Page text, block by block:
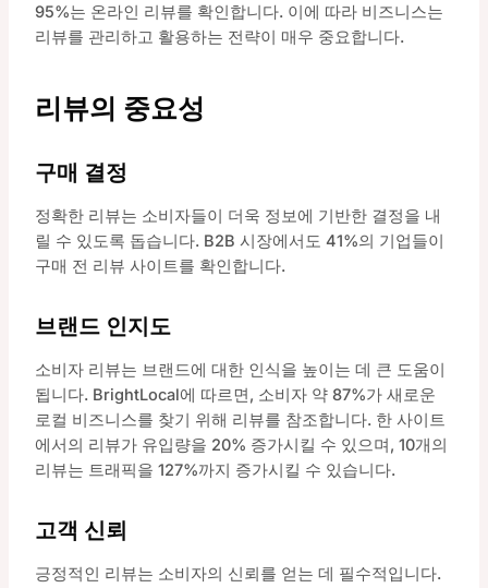
95%는 온라인 리뷰를 확인합니다. 이에 따라 비즈니스는
리뷰를 관리하고 활용하는 전략이 매우 중요합니다.
리뷰의 중요성
구매 결정
정확한 리뷰는 소비자들이 더욱 정보에 기반한 결정을 내
릴 수 있도록 돕습니다. B2B 시장에서도 41%의 기업들이
구매 전 리뷰 사이트를 확인합니다.
브랜드 인지도
소비자 리뷰는 브랜드에 대한 인식을 높이는 데 큰 도움이
됩니다. BrightLocal에 따르면, 소비자 약 87%가 새로운
로컬 비즈니스를 찾기 위해 리뷰를 참조합니다. 한 사이트
에서의 리뷰가 유입량을 20% 증가시킬 수 있으며, 10개의
리뷰는 트래픽을 127%까지 증가시킬 수 있습니다.
고객 신뢰
긍정적인 리뷰는 소비자의 신뢰를 얻는 데 필수적입니다.